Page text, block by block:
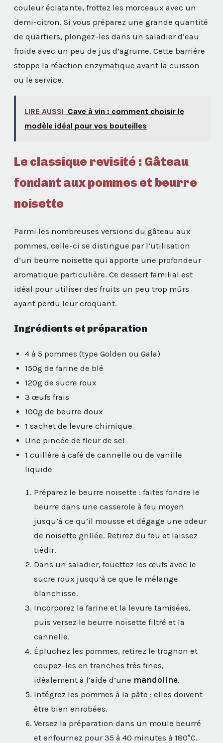
couleur éclatante, frottez les morceaux avec un
demi-citron. Si vous préparez une grande quantité
de quartiers, plongez-les dans un saladier d’eau
froide avec un peu de jus d’agrume. Cette barrière
stoppe la réaction enzymatique avant la cuisson
ou le service.
LIRE AUSSI Cave à vin : comment choisir le
modèle idéal pour vos bouteilles
Le classique revisité : Gâteau
fondant aux pommes et beurre
noisette
Parmi les nombreuses versions du gâteau aux
pommes, celle-ci se distingue par l’utilisation
d’un beurre noisette qui apporte une profondeur
aromatique particulière. Ce dessert familial est
idéal pour utiliser des fruits un peu trop mûrs
ayant perdu leur croquant.
Ingrédients et préparation
4 à 5 pommes (type Golden ou Gala)
150g de farine de blé
120g de sucre roux
3 œufs frais
100g de beurre doux
1 sachet de levure chimique
Une pincée de fleur de sel
1 cuillère à café de cannelle ou de vanille
liquide
Préparez le beurre noisette : faites fondre le
beurre dans une casserole à feu moyen
jusqu’à ce qu’il mousse et dégage une odeur
de noisette grillée. Retirez du feu et laissez
tiédir.
Dans un saladier, fouettez les œufs avec le
sucre roux jusqu’à ce que le mélange
blanchisse.
Incorporez la farine et la levure tamisées,
puis versez le beurre noisette filtré et la
cannelle.
Épluchez les pommes, retirez le trognon et
coupez-les en tranches très fines,
idéalement à l’aide d’une mandoline.
Intégrez les pommes à la pâte : elles doivent
être bien enrobées.
Versez la préparation dans un moule beurré
et enfournez pour 35 à 40 minutes à 180°C.